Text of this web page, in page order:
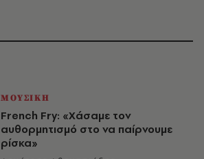
ΜΟΥΣΙΚΗ
French Fry: «Χάσαμε τον
αυθορμητισμό στο να παίρνουμε
ρίσκα»